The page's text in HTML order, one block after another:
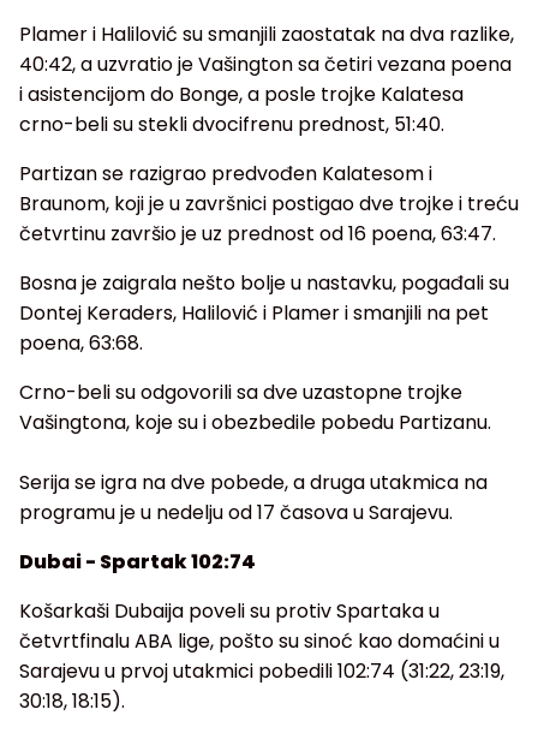
Plamer i Halilović su smanjili zaostatak na dva razlike,
40:42, a uzvratio je Vašington sa četiri vezana poena
i asistencijom do Bonge, a posle trojke Kalatesa
crno-beli su stekli dvocifrenu prednost, 51:40.
Partizan se razigrao predvođen Kalatesom i
Braunom, koji je u završnici postigao dve trojke i treću
četvrtinu završio je uz prednost od 16 poena, 63:47.
Bosna je zaigrala nešto bolje u nastavku, pogađali su
Dontej Keraders, Halilović i Plamer i smanjili na pet
poena, 63:68.
Crno-beli su odgovorili sa dve uzastopne trojke
Vašingtona, koje su i obezbedile pobedu Partizanu.
Serija se igra na dve pobede, a druga utakmica na
programu je u nedelju od 17 časova u Sarajevu.
Dubai - Spartak 102:74
Košarkaši Dubaija poveli su protiv Spartaka u
četvrtfinalu ABA lige, pošto su sinoć kao domaćini u
Sarajevu u prvoj utakmici pobedili 102:74 (31:22, 23:19,
30:18, 18:15).